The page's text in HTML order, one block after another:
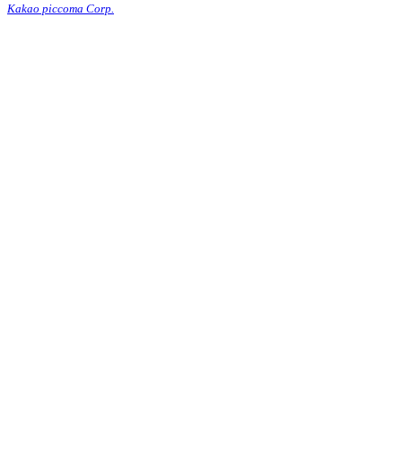
Kakao piccoma Corp.